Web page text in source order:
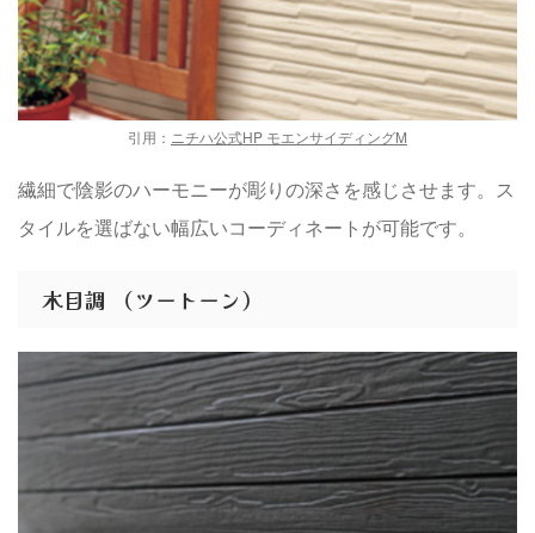
引用： ニチハ公式HP モエンサイディングM
繊細で陰影のハーモニーが彫りの深さを感じさせます。ス
タイルを選ばない幅広いコーディネートが可能です。
木目調 （ツートーン）